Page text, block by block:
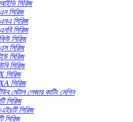
সিরিজ
সিরিজ
সিরিজ
সিরিজ
সিরিজ
সিরিজ
সিরিজ
সিরিজ
সিরিজ
সিরিজ
মেটাল লেজার কাটিং মেশিন
সিরিজ
সিরিজ
সিরিজ